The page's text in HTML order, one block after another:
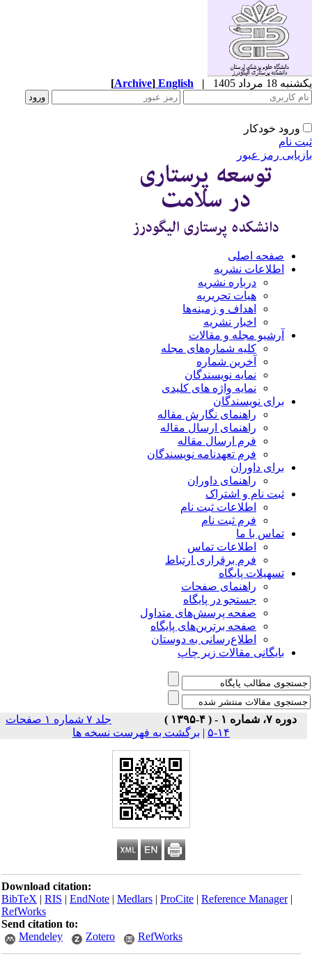
18 مرداد 1405 |
English
[Archive]
ورود خودکار
نام
رمز عبور
صفحه اصلی
اطلاعات نشریه
درباره نشریه
هیات تحریریه
اهداف و زمینه‌ها
اخبار نشریه
آرشیو مجله و مقالات
کلیه شماره‌های مجله
آخرین شماره
نمایه نویسندگان
نمایه واژه های کلیدی
برای نویسندگان
راهنمای نگارش مقاله
راهنمای ارسال مقاله
فرم ارسال مقاله
فرم تعهدنامه نویسندگان
برای داوران
راهنمای داوران
ثبت نام و اشتراک
اطلاعات ثبت نام
فرم ثبت نام
تماس با ما
اطلاعات تماس
فرم برقراری ارتباط
تسهیلات پایگاه
راهنمای صفحات
جستجو در پایگاه
صفحه پرسش‌های متداول
صفحه برترین‌های پایگاه
اطلاع‌رسانی به دوستان
بایگانی مقالات زیر چاپ
دوره ۷، شماره ۱ - ( ۴-۱۳۹۵ )
جلد ۷ شماره ۱ صفحات
۱۴-۵
|برگشت به فهرست نسخه ها
Download citation:
BibTeX|RIS|EndNote|Medlars|ProCite|Reference Manager
RefWorks
Send citation to:
Mendeley
Zotero RefWorks